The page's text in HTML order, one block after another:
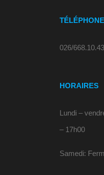
TÉLÉPHONE
026/668.10.43
HORAIRES
Lundi –
– 17h00
Samedi: